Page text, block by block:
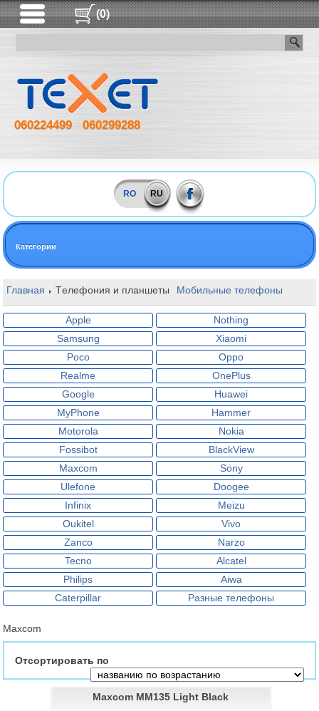
(0)
060224499 060299288
RO RU
Категории
Главная Tелефония и планшеты Мобильные телефоны
Apple
Nothing
Samsung
Xiaomi
Poco
Oppo
Realme
OnePlus
Google
Huawei
MyPhone
Hammer
Motorola
Nokia
Fossibot
BlackView
Maxcom
Sony
Ulefone
Doogee
Infinix
Meizu
Oukitel
Vivo
Zanco
Narzo
Tecno
Alcatel
Philips
Aiwa
Caterpillar
Разные телефоны
Maxcom
Отсортировать по
Maxcom MM135 Light Black